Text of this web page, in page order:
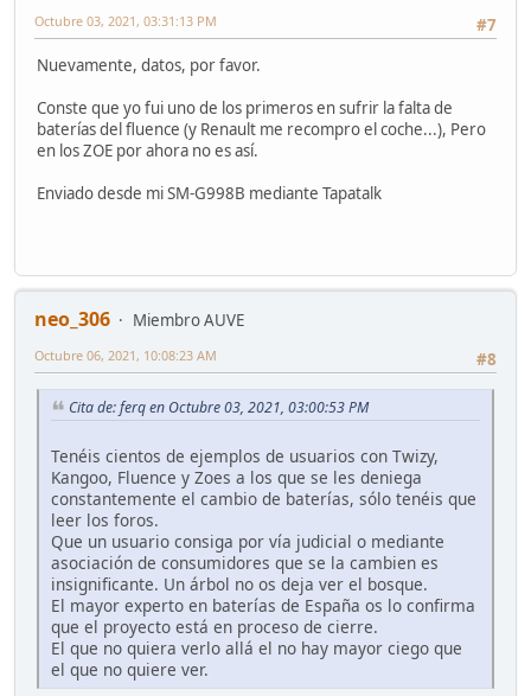
#7
Octubre 03, 2021, 03:31:13 PM
Nuevamente, datos, por favor.
Conste que yo fui uno de los primeros en sufrir la falta de
baterías del fluence (y Renault me recompro el coche...), Pero
en los ZOE por ahora no es así.
Enviado desde mi SM-G998B mediante Tapatalk
neo_306
Miembro AUVE
#8
Octubre 06, 2021, 10:08:23 AM
Cita de: ferq en Octubre 03, 2021, 03:00:53 PM
Tenéis cientos de ejemplos de usuarios con Twizy,
Kangoo, Fluence y Zoes a los que se les deniega
constantemente el cambio de baterías, sólo tenéis que
leer los foros.
Que un usuario consiga por vía judicial o mediante
asociación de consumidores que se la cambien es
insignificante. Un árbol no os deja ver el bosque.
El mayor experto en baterías de España os lo confirma
que el proyecto está en proceso de cierre.
El que no quiera verlo allá el no hay mayor ciego que
el que no quiere ver.